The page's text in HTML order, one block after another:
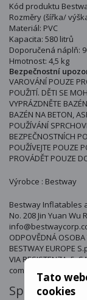
Tato
cookies
Kód produktu
Rozměry (šířka/
Materiál: PVC
Kapacita: 580 litrů
Doporučená náplň:
Hmotnost: 4,5 kg
Bezpečnostní
VAROVÁNÍ POUZE
POUŽITÍ. DĚTI SE
VYPRÁZDNĚTE
BAZÉN NA BETON,
POUŽÍVÁNÍ
BEZPEČNOSTNÍCH
POUŽÍVEJTE POUZE
PROVÁDĚT POUZE
Výrobce : Bestway
Bestway Inflatables
No. 208 Jin Yuan Wu
ODPOVĚDNÁ OSOBA
BESTWAY EUROPE
VIA RESISTENZA, 5,
Specifikace